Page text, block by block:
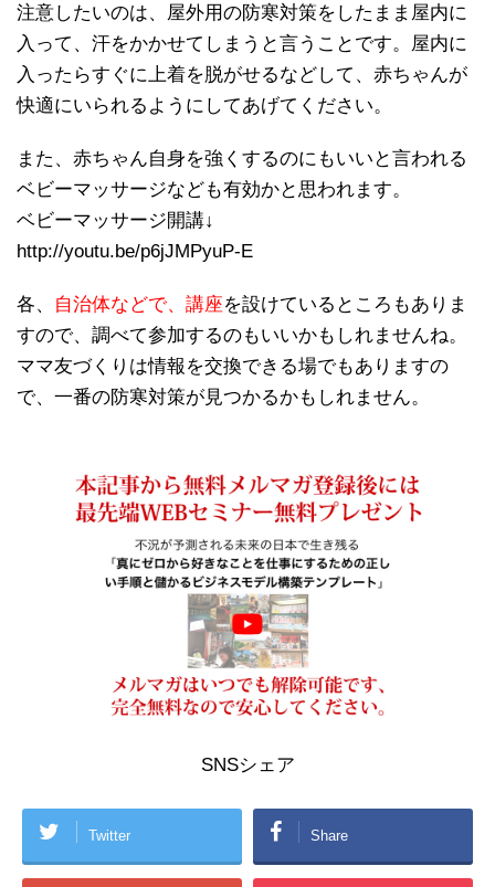
注意したいのは、屋外用の防寒対策をしたまま屋内に
入って、汗をかかせてしまうと言うことです。屋内に
入ったらすぐに上着を脱がせるなどして、赤ちゃんが
快適にいられるようにしてあげてください。
また、赤ちゃん自身を強くするのにもいいと言われる
ベビーマッサージなども有効かと思われます。
ベビーマッサージ開講↓
http://youtu.be/p6jJMPyuP-E
各、 自治体などで、講座を設けているところもありま
すので、調べて参加するのもいいかもしれませんね。
ママ友づくりは情報を交換できる場でもありますの
で、一番の防寒対策が見つかるかもしれません。
SNSシェア
Twitter Share